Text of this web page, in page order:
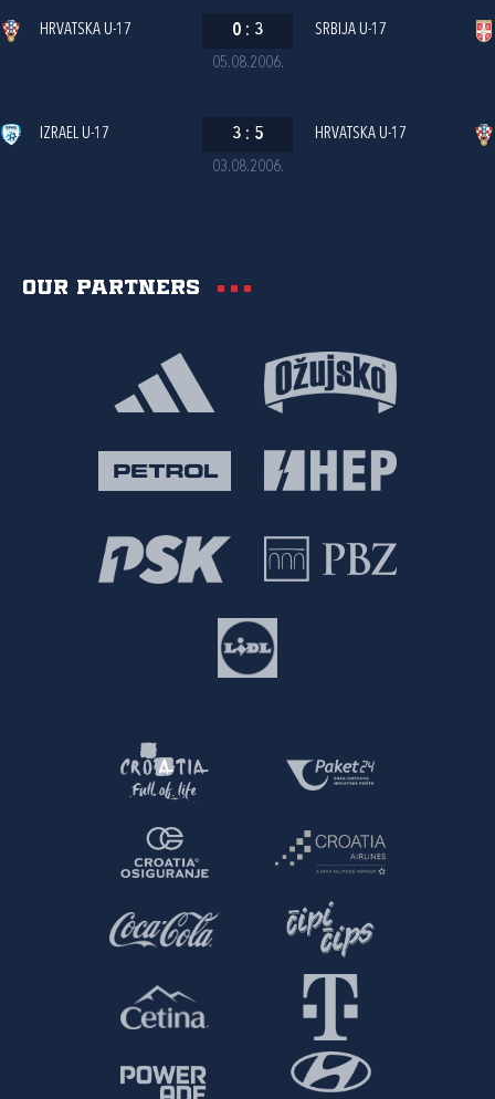
05.08.2006.
HRVATSKA U-17 0 : 3 SRBIJA U-17
03.08.2006.
IZRAEL U-17 3 : 5 HRVATSKA U-17
Our partners